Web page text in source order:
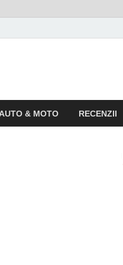
& MOTO RECENZII